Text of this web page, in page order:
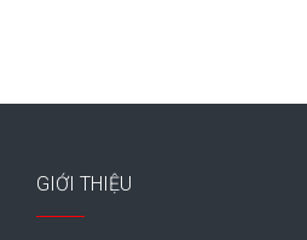
GIỚI THIỆU